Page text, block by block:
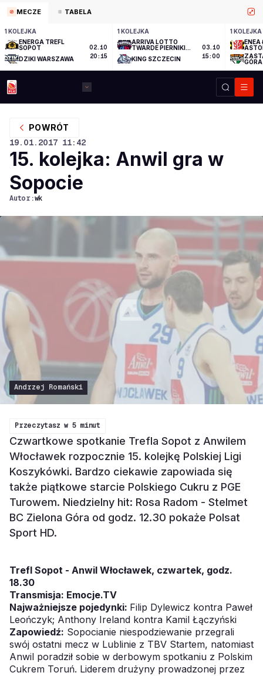
MECZE TABELA
1 KOLEJKA
ENERGA TREFL
SOPOT
DZIKI WARSZAWA
02.10
20:15
1 KOLEJKA
ARRIVA LOTTO
TWARDE PIERNIKI
KING SZCZECIN
03.10
15:00
1 KOLEJKA
ENEA
GÓRA
POWRÓT
19.01.2017 11:42
15. kolejka: Anwil gra w
Sopocie
Autor:wk
Andrzej Romański
Przeczytasz w 5 minut
Czwartkowe spotkanie Trefla Sopot z Anwilem
Włocławek rozpocznie 15. kolejkę Polskiej Ligi
Koszykówki. Bardzo ciekawie zapowiada się
także piątkowe starcie Polskiego Cukru z PGE
Turowem. Niedzielny hit: Rosa Radom - Stelmet
BC Zielona Góra od godz. 12.30 pokaże Polsat
Sport HD.
Trefl Sopot - Anwil Włocławek, czwartek, godz.
18.30
Transmisja: Emocje.TV
Najważniejsze pojedynki: Filip Dylewicz kontra Paweł
Leończyk; Anthony Ireland kontra Kamil Łączyński
Zapowiedź: Sopocianie niespodziewanie przegrali
swój ostatni mecz w Lublinie z TBV Startem, natomiast
Anwil poradził sobie w derbowym spotkaniu z Polskim
Cukrem Toruń. Liderem drużyny prowadzonej przez